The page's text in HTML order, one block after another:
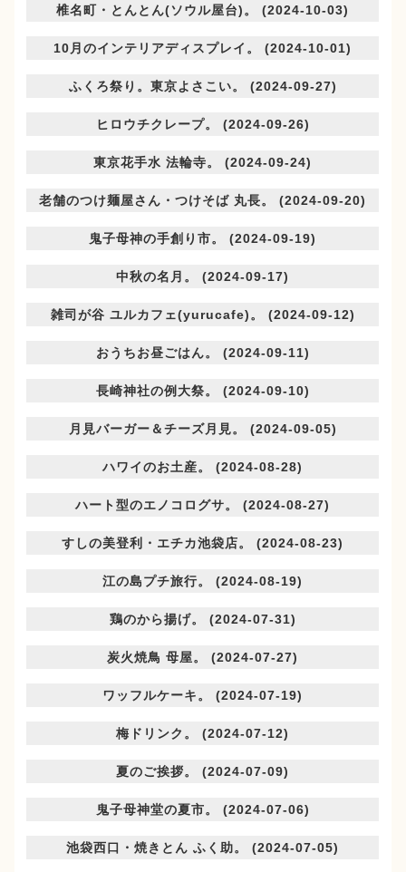
椎名町・とんとん(ソウル屋台)。 (2024-10-03)
10月のインテリアディスプレイ。 (2024-10-01)
ふくろ祭り。東京よさこい。 (2024-09-27)
ヒロウチクレープ。 (2024-09-26)
東京花手水 法輪寺。 (2024-09-24)
老舗のつけ麺屋さん・つけそば 丸長。 (2024-09-20)
鬼子母神の手創り市。 (2024-09-19)
中秋の名月。 (2024-09-17)
雑司が谷 ユルカフェ(yurucafe)。 (2024-09-12)
おうちお昼ごはん。 (2024-09-11)
長崎神社の例大祭。 (2024-09-10)
月見バーガー＆チーズ月見。 (2024-09-05)
ハワイのお土産。 (2024-08-28)
ハート型のエノコログサ。 (2024-08-27)
すしの美登利・エチカ池袋店。 (2024-08-23)
江の島プチ旅行。 (2024-08-19)
鶏のから揚げ。 (2024-07-31)
炭火焼鳥 母屋。 (2024-07-27)
ワッフルケーキ。 (2024-07-19)
梅ドリンク。 (2024-07-12)
夏のご挨拶。 (2024-07-09)
鬼子母神堂の夏市。 (2024-07-06)
池袋西口・焼きとん ふく助。 (2024-07-05)